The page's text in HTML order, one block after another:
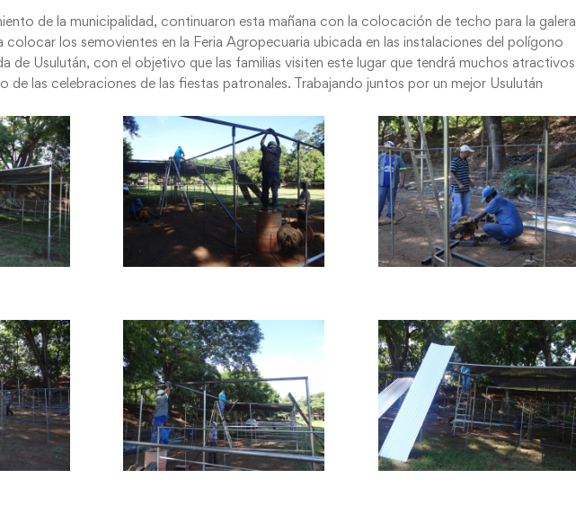
de la municipalidad, continuaron esta mañana con la colocación de techo para la galera
colocar los semovientes en la Feria Agropecuaria ubicada en las instalaciones del polígono
de Usulután, con el objetivo que las familias visiten este lugar que tendrá muchos atractivos
de las celebraciones de las fiestas patronales. Trabajando juntos por un mejor Usulután